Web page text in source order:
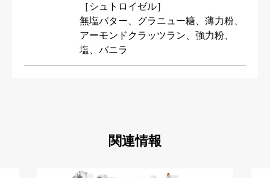
［シュトロイゼル］
無塩バター、グラニュー糖、薄力粉、
アーモンドクラッツラン、強力粉、
塩、バニラ
関連情報